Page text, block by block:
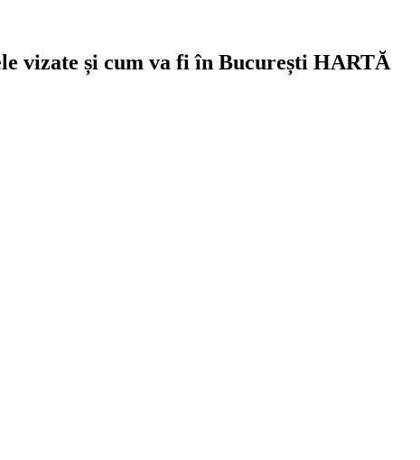
vizate și cum va fi în București HARTĂ